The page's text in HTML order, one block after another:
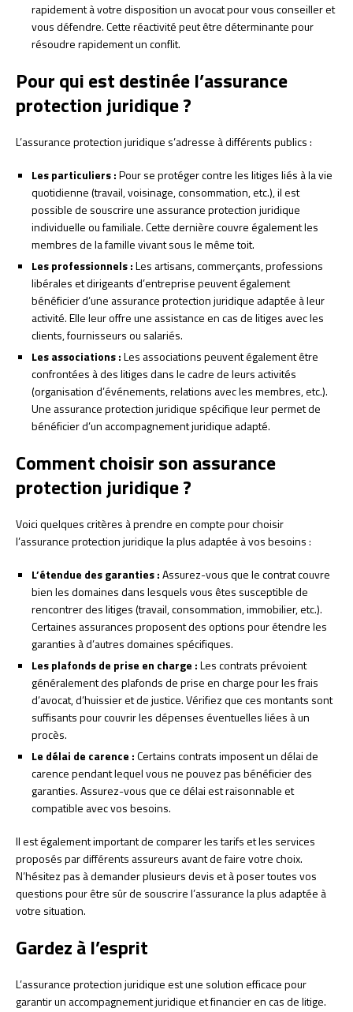
rapidement à votre disposition un avocat pour vous conseiller et
vous défendre. Cette réactivité peut être déterminante pour
résoudre rapidement un conflit.
Pour qui est destinée l’assurance
protection juridique ?
L’assurance protection juridique s’adresse à différents publics :
Les particuliers :Pour se protéger contre les litiges liés à la vie
quotidienne (travail, voisinage, consommation, etc.), il est
possible de souscrire une assurance protection juridique
individuelle ou familiale. Cette dernière couvre également les
membres de la famille vivant sous le même toit.
Les professionnels :Les artisans, commerçants, professions
libérales et dirigeants d’entreprise peuvent également
bénéficier d’une assurance protection juridique adaptée à leur
activité. Elle leur offre une assistance en cas de litiges avec les
clients, fournisseurs ou salariés.
Les associations :Les associations peuvent également être
confrontées à des litiges dans le cadre de leurs activités
(organisation d’événements, relations avec les membres, etc.).
Une assurance protection juridique spécifique leur permet de
bénéficier d’un accompagnement juridique adapté.
Comment choisir son assurance
protection juridique ?
Voici quelques critères à prendre en compte pour choisir
l’assurance protection juridique la plus adaptée à vos besoins :
L’étendue des garanties :Assurez-vous que le contrat couvre
bien les domaines dans lesquels vous êtes susceptible de
rencontrer des litiges (travail, consommation, immobilier, etc.).
Certaines assurances proposent des options pour étendre les
garanties à d’autres domaines spécifiques.
Les plafonds de prise en charge :Les contrats prévoient
généralement des plafonds de prise en charge pour les frais
d’avocat, d’huissier et de justice. Vérifiez que ces montants sont
suffisants pour couvrir les dépenses éventuelles liées à un
procès.
Le délai de carence :Certains contrats imposent un délai de
carence pendant lequel vous ne pouvez pas bénéficier des
garanties. Assurez-vous que ce délai est raisonnable et
compatible avec vos besoins.
Il est également important de comparer les tarifs et les services
proposés par différents assureurs avant de faire votre choix.
N’hésitez pas à demander plusieurs devis et à poser toutes vos
questions pour être sûr de souscrire l’assurance la plus adaptée à
votre situation.
Gardez à l’esprit
L’assurance protection juridique est une solution efficace pour
garantir un accompagnement juridique et financier en cas de litige.